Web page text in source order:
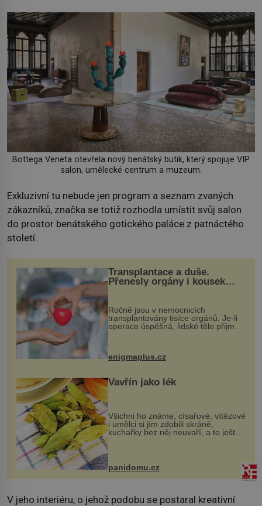
Bottega Veneta otevřela nový benátský butik, který spojuje VIP
salon, umělecké centrum a muzeum.
Exkluzivní tu nebude jen program a seznam zvaných
zákazníků, značka se totiž rozhodla umístit svůj salon
do prostor benátského gotického paláce z patnáctého
století.
Transplantace a duše.
Přenesly orgány i kousek
Ročně jsou v nemocnicích
transplantovány tisíce orgánů. Je-li
operace úspěšná, lidské tělo přijme
enigmaplus.cz
Vavřín jako lék
Všichni ho známe, císařové, vítězové
i umělci si jím zdobili skráně,
kuchařky bez něj neuvaří, a to ještě
nevíte, že bobkový list může výrazně
zmírnit některé naše neduhy.
Obsahuje v malém množství ně...
panidomu.cz
V jeho interiéru, o jehož podobu se postaral kreativní